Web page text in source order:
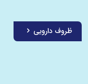
ظروف دارویی